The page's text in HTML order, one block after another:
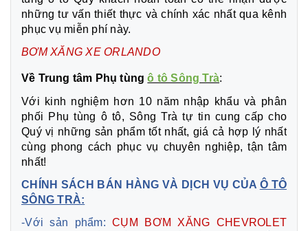
những tư vấn thiết thực và chính xác nhất qua kênh
phục vụ miễn phí này.
BƠM XĂNG XE ORLANDO
Về Trung tâm Phụ tùngô tô Sông Trà:
Với kinh nghiệm hơn 10 năm nhập khẩu và phân
phối Phụ tùng ô tô, Sông Trà tự tin cung cấp cho
Quý vị những sản phẩm tốt nhất, giá cả hợp lý nhất
cùng phong cách phục vụ chuyên nghiệp, tận tâm
nhất!
CHÍNH SÁCH BÁN HÀNG VÀ DỊCH VỤ CỦA Ô TÔ
SÔNG TRÀ:
-Với sản phẩm:CỤM BƠM XĂNG CHEVROLET